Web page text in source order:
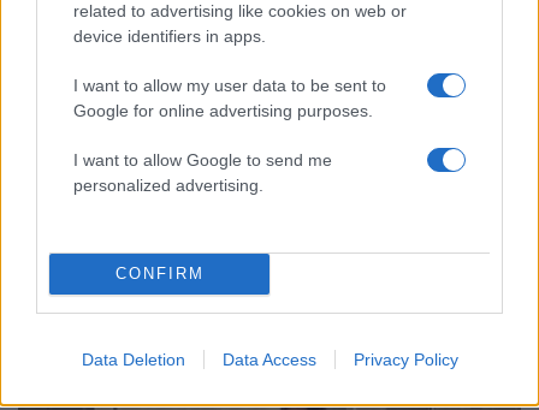
related to advertising like cookies on web or
device identifiers in apps.
I want to allow my user data to be sent to
Google for online advertising purposes.
I want to allow Google to send me
personalized advertising.
CONFIRM
Data Deletion Data Access Privacy Policy
Απίστευτο κι όμως αληθινό -
Aναστέλλονται τα τακτικά ραντεβού του
Χανίων επειδή κλάπηκε το μηχανάκι του
γιατρού
άρθρα